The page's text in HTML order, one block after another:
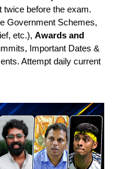
twice before the exam.
Government Schemes,
etc.), Awards and
Important Dates &
Attempt daily current